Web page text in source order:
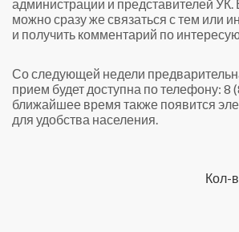
администрации и представителей УК.
можно сразу же связаться с тем или
и получить комментарий по
Со следующей недели
прием будет доступна по телефону: 8
ближайшее время также появится
для удобства населения.
Кол-